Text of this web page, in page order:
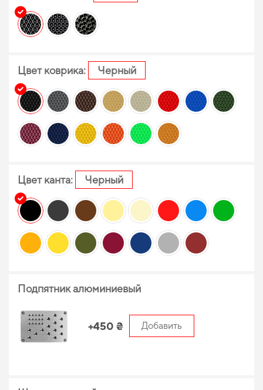
Цвет коврика: Черный
Цвет канта: Черный
Подпятник алюминиевый
+450 ₴ Добавить